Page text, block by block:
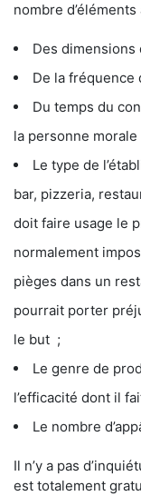
nombre
Des dimensions
De la fréquence
Du temps du
la personne morale
Le type de
bar, pizzeria,
doit faire usage le
normalement
pièges dans un
pourrait porter
le but ;
Le genre de
l’efficacité dont il
Le nombre
Il n’y a pas
est totalement